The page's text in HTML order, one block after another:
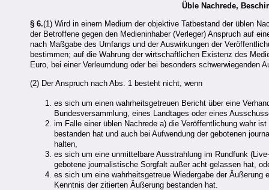
Üble Nachrede,
§ 6.(1) Wird in einem Medium der objektive Tatbestand der üblen
der Betroffene gegen den Medieninhaber (Verleger) Anspruch auf
nach Maßgabe des Umfangs und der Auswirkungen der
bestimmen; auf die Wahrung der wirtschaftlichen Existenz des
Euro, bei einer Verleumdung oder bei besonders schwerwiegenden
(2) Der Anspruch nach Abs. 1 besteht nicht, wenn
es sich um einen wahrheitsgetreuen Bericht über eine
Bundesversammlung, eines Landtages oder eines
im Falle einer üblen Nachrede a) die Veröffentlichung wahr
bestanden hat und auch bei Aufwendung der gebotenen
halten,
es sich um eine unmittelbare Ausstrahlung im Rundfunk
gebotene journalistische Sorgfalt außer acht gelassen hat,
es sich um eine wahrheitsgetreue Wiedergabe der
Kenntnis der zitierten Äußerung bestanden hat.